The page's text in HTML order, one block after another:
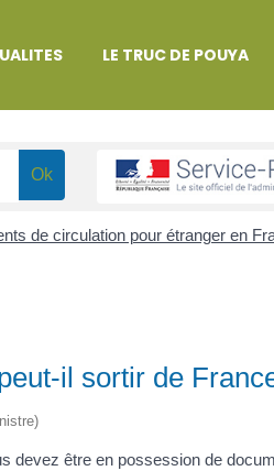
LE TRUC DE POUYA
de circulation pour étranger en
il sortir de
devez être en possession de